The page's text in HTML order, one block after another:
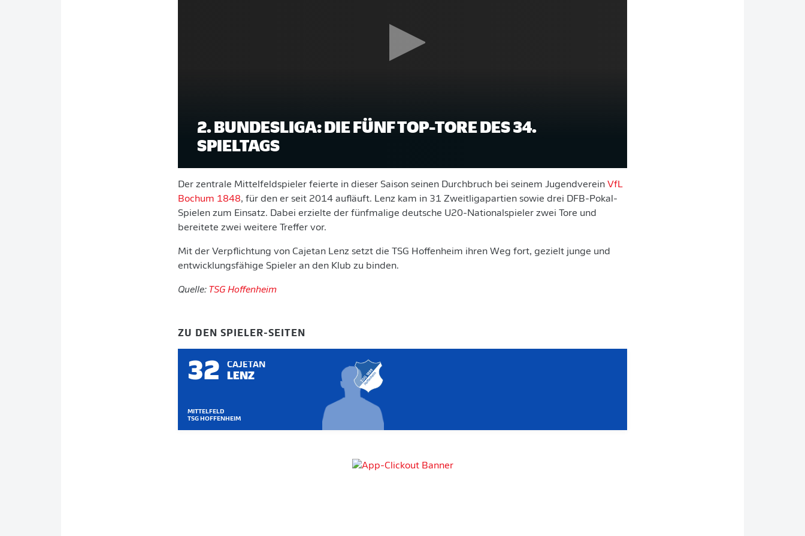
2. BUNDESLIGA: DIE FÜNF TOP-TORE DES 34.
SPIELTAGS
Der zentrale Mittelfeldspieler feierte in dieser Saison seinen Durchbruch bei seinem Jugendverein VfL
Bochum 1848, für den er seit 2014 aufläuft. Lenz kam in 31 Zweitligapartien sowie drei DFB-Pokal-
Spielen zum Einsatz. Dabei erzielte der fünfmalige deutsche U20-Nationalspieler zwei Tore und
bereitete zwei weitere Treffer vor.
Mit der Verpflichtung von Cajetan Lenz setzt die TSG Hoffenheim ihren Weg fort, gezielt junge und
entwicklungsfähige Spieler an den Klub zu binden.
Quelle: TSG Hoffenheim
ZU DEN SPIELER-SEITEN
32 CAJETAN
LENZ
MITTELFELD
TSG HOFFENHEIM